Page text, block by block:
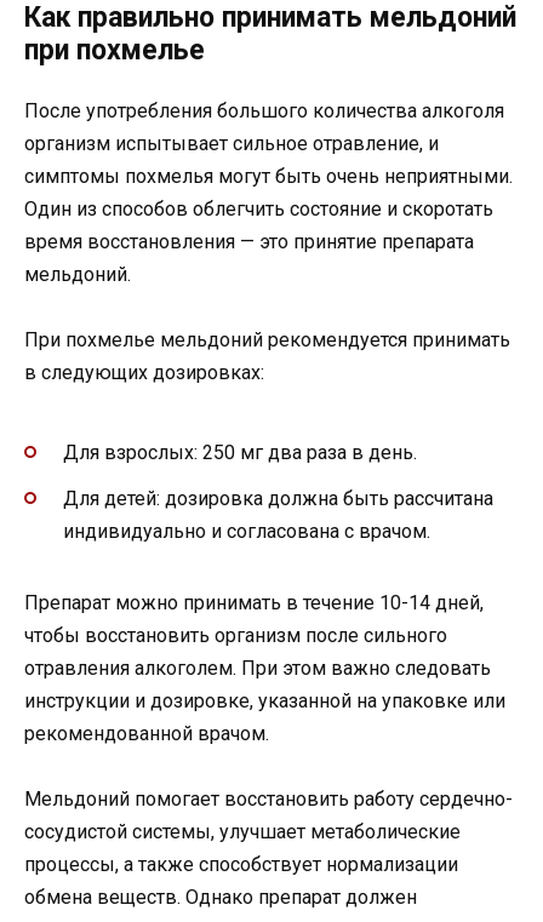
Как правильно принимать мельдоний
при похмелье
После употребления большого количества алкоголя
организм испытывает сильное отравление, и
симптомы похмелья могут быть очень неприятными.
Один из способов облегчить состояние и скоротать
время восстановления — это принятие препарата
мельдоний.
При похмелье мельдоний рекомендуется принимать
в следующих дозировках:
Для взрослых: 250 мг два раза в день.
Для детей: дозировка должна быть рассчитана
индивидуально и согласована с врачом.
Препарат можно принимать в течение 10-14 дней,
чтобы восстановить организм после сильного
отравления алкоголем. При этом важно следовать
инструкции и дозировке, указанной на упаковке или
рекомендованной врачом.
Мельдоний помогает восстановить работу сердечно-
сосудистой системы, улучшает метаболические
процессы, а также способствует нормализации
обмена веществ. Однако препарат должен